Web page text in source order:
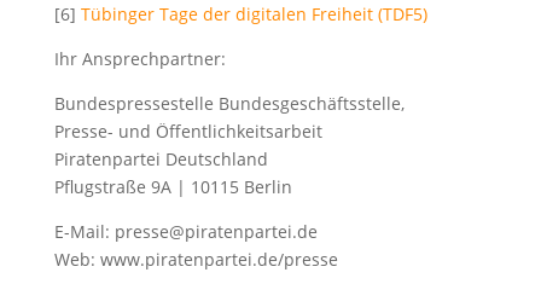
[6] Tübinger Tage der digitalen Freiheit (TDF5)
Ihr Ansprechpartner:
Bundespressestelle Bundesgeschäftsstelle,
Presse- und Öffentlichkeitsarbeit
Piratenpartei Deutschland
Pflugstraße 9A | 10115 Berlin
E-Mail: presse@piratenpartei.de
Web: www.piratenpartei.de/presse